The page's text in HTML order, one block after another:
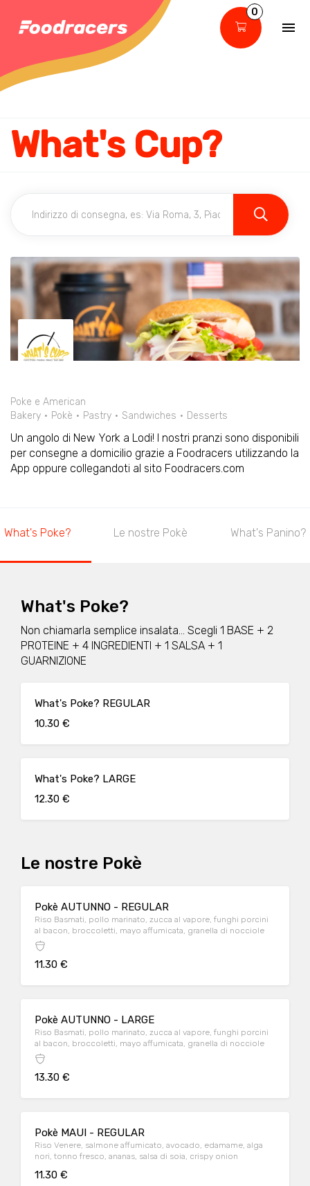
0
What's Cup?
Poke e American
Bakery
Pokè Pastry Sandwiches Desserts
Un angolo di New York a Lodi! I nostri pranzi sono disponibili
per consegne a domicilio grazie a Foodracers utilizzando la
App oppure collegandoti al sito Foodracers.com
What's Poke? Le nostre Pokè What's Panino?
What's Poke?
Non chiamarla semplice insalata... Scegli 1 BASE + 2
PROTEINE + 4 INGREDIENTI + 1 SALSA + 1
GUARNIZIONE
What's Poke? REGULAR
10.30 €
What's Poke? LARGE
12.30 €
Le nostre Pokè
Pokè AUTUNNO - REGULAR
Riso Basmati, pollo marinato, zucca al vapore, funghi porcini
al bacon, broccoletti, mayo affumicata, granella di nocciole
11.30 €
Pokè AUTUNNO - LARGE
Riso Basmati, pollo marinato, zucca al vapore, funghi porcini
al bacon, broccoletti, mayo affumicata, granella di nocciole
13.30 €
Pokè MAUI - REGULAR
Riso Venere, salmone affumicato, avocado, edamame, alga
nori, tonno fresco, ananas, salsa di soia, crispy onion
11.30 €